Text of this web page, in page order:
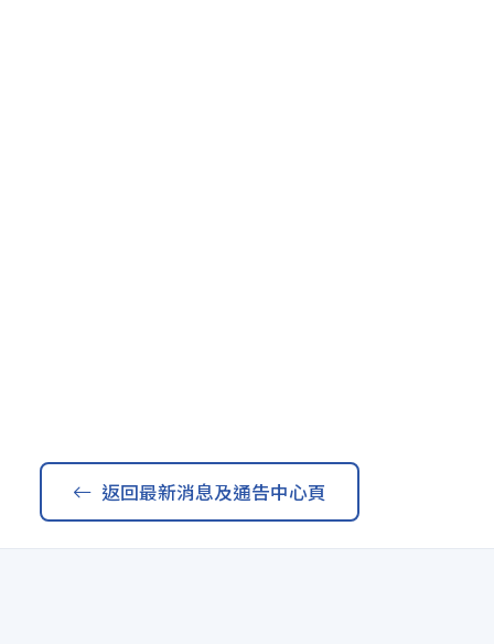
返回最新消息及通告中心頁